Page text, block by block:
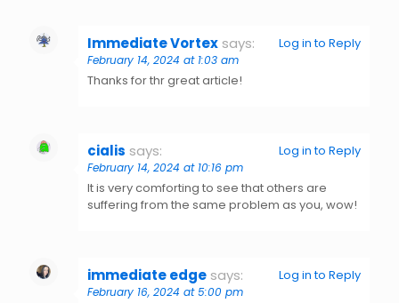
Immediate Vortex says:
February 14, 2024 at 1:03 am
Thanks for thr great article!
Log in to Reply
cialis says:
February 14, 2024 at 10:16 pm
It is very comforting to see that others are
suffering from the same problem as you, wow!
Log in to Reply
immediate edge says:
February 16, 2024 at 5:00 pm
Log in to Reply